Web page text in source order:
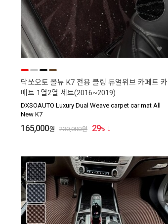
닥쏘오토 올뉴 K7 전용 블링 듀얼위브 카페트 카
매트 1열2열 세트(2016~2019)
DXSOAUTO Luxury Dual Weave carpet car mat All
New K7
165,000원 230,000원 29%